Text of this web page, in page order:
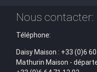
Nous contacter:
Téléphone:
Daisy Maison : +33 (0)6
Mathurin Maison -